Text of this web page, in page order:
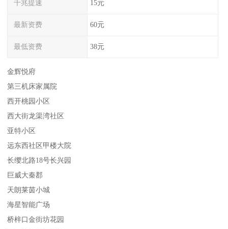
千兆提速 15元
最新资费 60元
最低资费 38元
金辉悦府
第三机床家属院
西开桃园小区
西大街龙渠湾社区
亚特小区
远东西社区甲楼大院
长缨北路18号长兴园
巨威大秦郡
天朗莱茵小城
海星智能广场
桥梓口金街坊花园